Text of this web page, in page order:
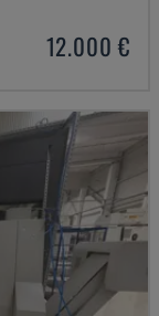
12.000 €